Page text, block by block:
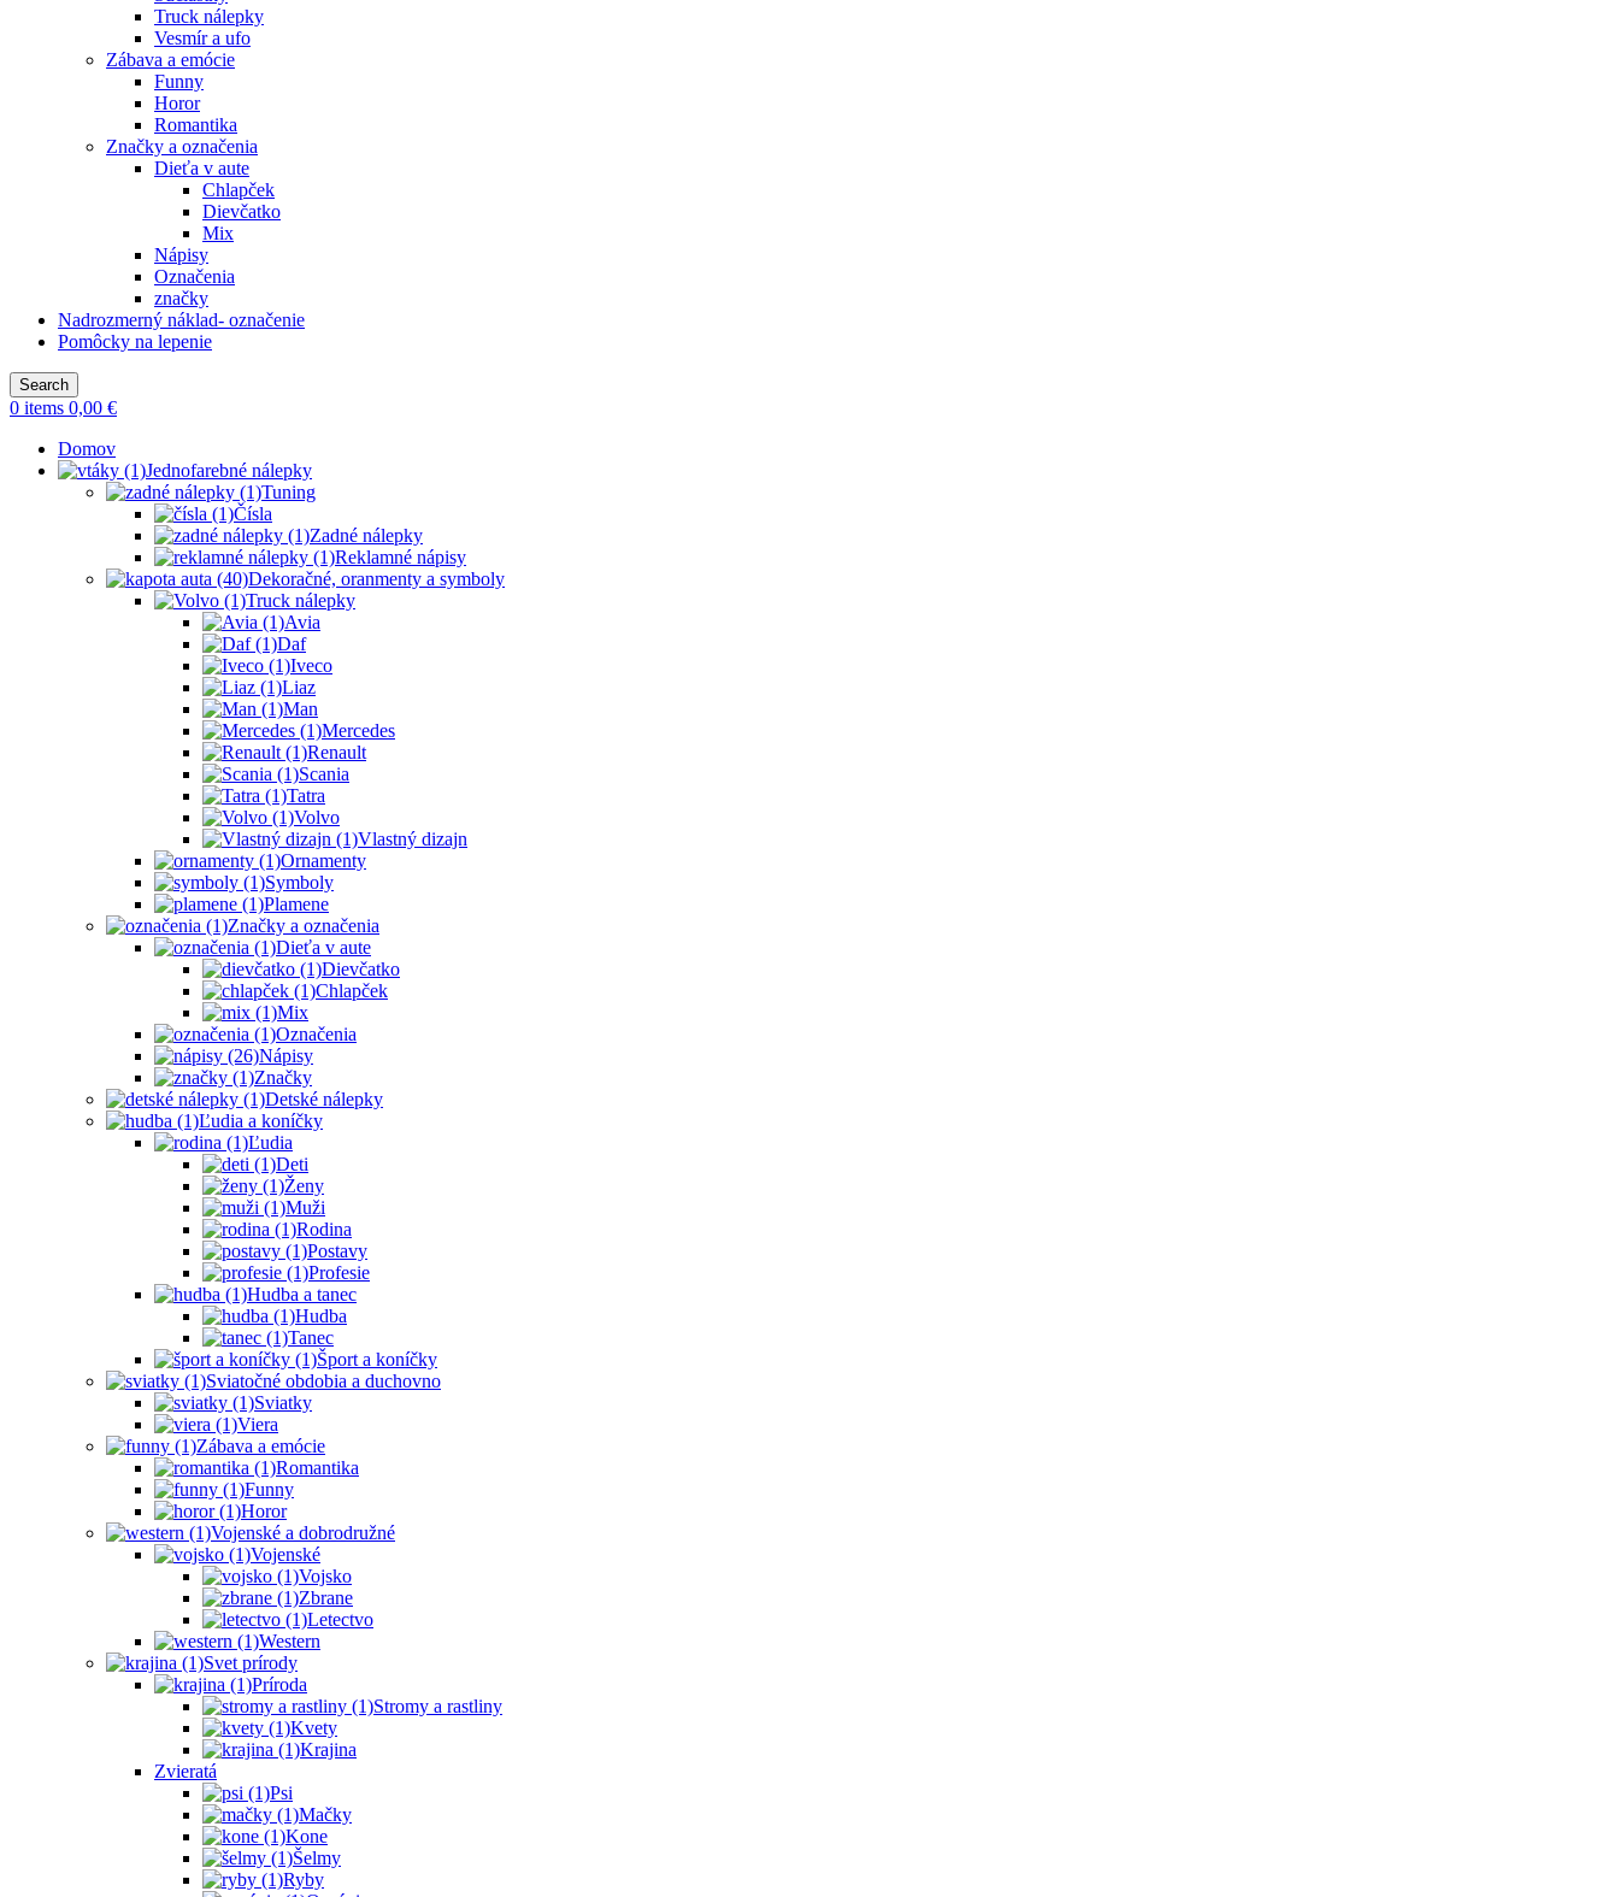
Truck nálepky
Vesmír a ufo
Zábava a emócie
Funny
Horor
Romantika
Značky a označenia
Dieťa v aute
Chlapček
Dievčatko
Mix
Nápisy
Označenia
značky
Nadrozmerný náklad- označenie
Pomôcky na lepenie
Search
0 items 0,00 €
Domov
Jednofarebné nálepky
Tuning
Čísla
Zadné nálepky
Reklamné nápisy
Dekoračné, oranmenty a symboly
Truck nálepky
Avia
Daf
Iveco
Liaz
Man
Mercedes
Renault
Scania
Tatra
Volvo
Vlastný dizajn
Ornamenty
Symboly
Plamene
Značky a označenia
Dieťa v aute
Dievčatko
Chlapček
Mix
Označenia
Nápisy
Značky
Detské nálepky
Ľudia a koníčky
Ľudia
Deti
Ženy
Muži
Rodina
Postavy
Profesie
Hudba a tanec
Hudba
Tanec
Šport a koníčky
Sviatočné obdobia a duchovno
Sviatky
Viera
Zábava a emócie
Romantika
Funny
Horor
Vojenské a dobrodružné
Vojenské
Vojsko
Zbrane
Letectvo
Western
Svet prírody
Príroda
Stromy a rastliny
Kvety
Krajina
Zvieratá
Psi
Mačky
Kone
Šelmy
Ryby